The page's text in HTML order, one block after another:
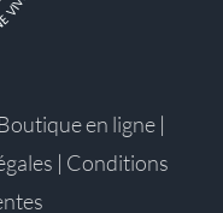
Boutique en ligne |
| Conditions